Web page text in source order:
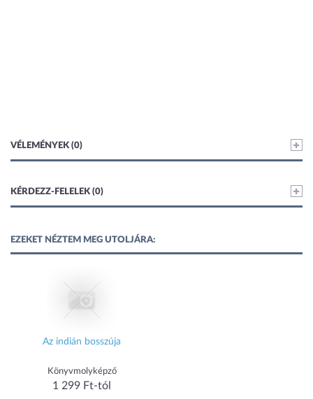
VÉLEMÉNYEK (0)
KÉRDEZZ-FELELEK (0)
EZEKET NÉZTEM MEG UTOLJÁRA:
Az indián bosszúja
Könyvmolyképző
1 299 Ft-tól